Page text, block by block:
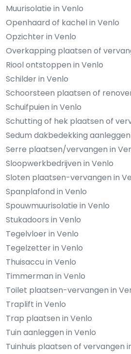
Muurisolatie in Venlo
Openhaard of kachel in Venlo
Opzichter in Venlo
Overkapping plaatsen of
Riool ontstoppen in Venlo
Schilder in Venlo
Schoorsteen plaatsen of
Schuifpuien in Venlo
Schutting of hek plaatsen of
Sedum dakbedekking
Serre plaatsen/vervangen in
Sloopwerkbedrijven in Venlo
Sloten plaatsen-vervangen in
Spanplafond in Venlo
Spouwmuurisolatie in Venlo
Stukadoors in Venlo
Tegelvloer in Venlo
Tegelzetter in Venlo
Thuisaccu in Venlo
Timmerman in Venlo
Toilet plaatsen-vervangen in
Traplift in Venlo
Trap plaatsen in Venlo
Tuin aanleggen in Venlo
Tuinhuis plaatsen of vervangen